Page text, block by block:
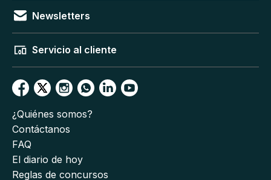
Newsletters
Servicio al cliente
¿Quiénes somos?
Contáctanos
FAQ
El diario de hoy
Reglas de concursos